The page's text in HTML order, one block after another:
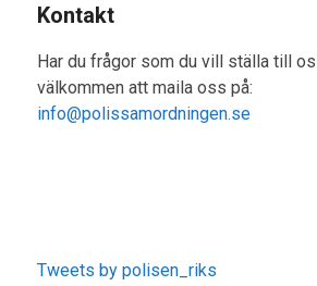
Kontakt
Har du frågor som du vill ställa till
välkommen att maila oss på:
info@polissamordningen.se
Tweets by polisen_riks